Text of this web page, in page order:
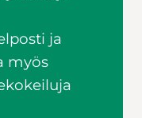
ja
myös